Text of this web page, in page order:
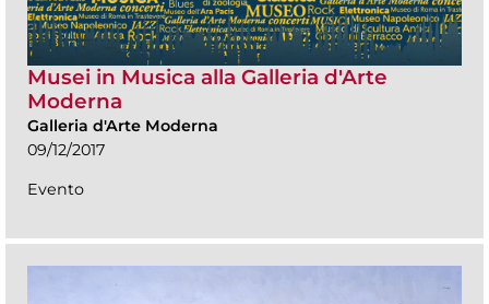
Musei in Musica alla Galleria d'Arte
Moderna
Galleria d'Arte Moderna
09/12/2017
Evento